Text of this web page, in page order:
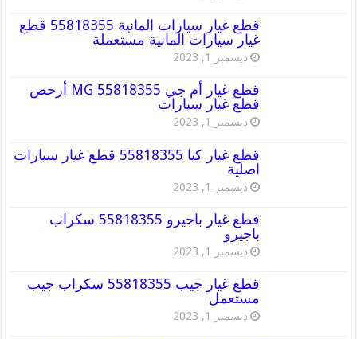
قطع غيار سيارات المانية 55818355 قطع
غيار سيارات المانية مستعملة
ديسمبر 1, 2023
قطع غيار أم جي MG 55818355 أرخص
قطع غيار سيارات
ديسمبر 1, 2023
قطع غيار كيا 55818355 قطع غيار سيارات
اصلية
ديسمبر 1, 2023
قطع غيار باجيرو 55818355 سكراب
باجيرو
ديسمبر 1, 2023
قطع غيار جيب 55818355 سكراب جيب
مستعمل
ديسمبر 1, 2023